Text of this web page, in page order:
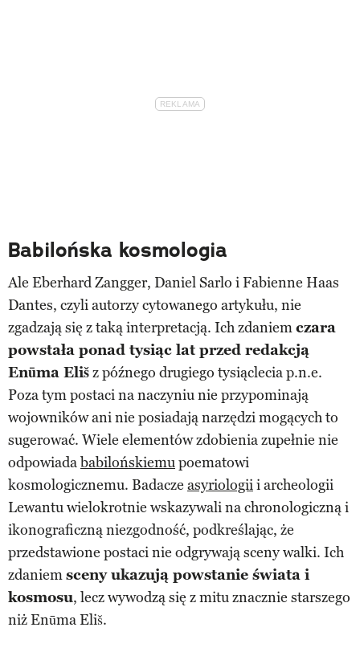
Babilońska kosmologia
Ale Eberhard Zangger, Daniel Sarlo i Fabienne Haas
Dantes, czyli autorzy cytowanego artykułu, nie
zgadzają się z taką interpretacją. Ich zdaniemczara
powstała ponad tysiąc lat przed redakcją
Enūma Elišz późnego drugiego tysiąclecia p.n.e.
Poza tym postaci na naczyniu nie przypominają
wojowników ani nie posiadają narzędzi mogących to
sugerować. Wiele elementów zdobienia zupełnie nie
odpowiadababilońskiemupoematowi
kosmologicznemu. Badacze asyriologiii archeologii
Lewantu wielokrotnie wskazywali na chronologiczną i
ikonograficzną niezgodność, podkreślając, że
przedstawione postaci nie odgrywają sceny walki. Ich
zdaniemsceny ukazują powstanie świata i
kosmosu, lecz wywodzą się z mitu znacznie starszego
niż Enūma Eliš.